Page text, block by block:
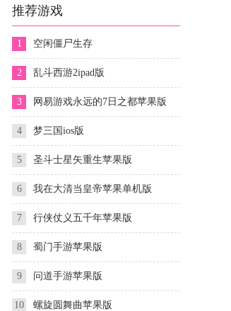
推荐游戏
1 空闲僵尸生存
2 乱斗西游2ipad版
3 网易游戏永远的7日之都苹果版
4 梦三国ios版
5 圣斗士星矢重生苹果版
6 我在大清当皇帝苹果单机版
7 行侠仗义五千年苹果版
8 蜀门手游苹果版
9 问道手游苹果版
10 螺旋圆舞曲苹果版